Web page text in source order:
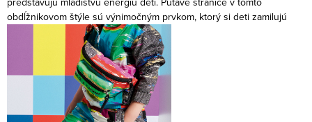
obdĺžnikovom štýle sú výnimočným prvkom, ktorý si deti zamilujú